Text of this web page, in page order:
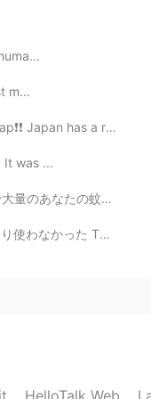
2020.05.12 12:26
m...
of being a re...
was ...
やろうって友達連れて僕狙っ...
on the past wee...
HelloTalk Web